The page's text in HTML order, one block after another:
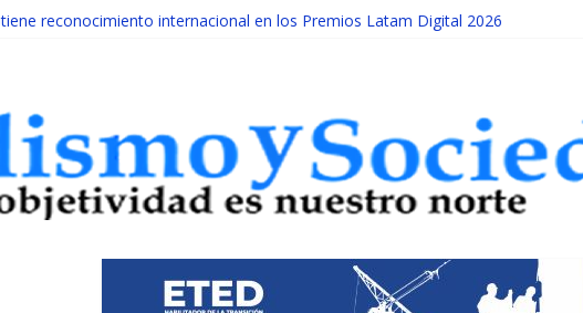
reconocimiento internacional en los Premios Latam Digital 2026
calendario de Consulta Nacional por la Educación